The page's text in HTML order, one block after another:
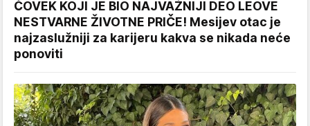
ČOVEK KOJI JE BIO NAJVAŽNIJI DEO LEOVE
NESTVARNE ŽIVOTNE PRIČE! Mesijev otac je
najzaslužniji za karijeru kakva se nikada neće
ponoviti